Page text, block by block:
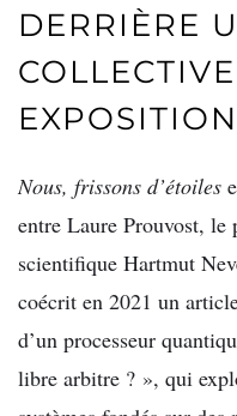
DERRIÈRE
Nous, frissons d’étoiles
entre Laure Prouvost, le
scientifique Hartmut
coécrit en 2021 un
d’un processeur
libre arbitre ? », qui